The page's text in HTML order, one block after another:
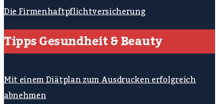
Die Firmenhaftpflichtversicherung
Tipps Gesundheit & Beauty
Mit einem Diätplan zum Ausdrucken erfolgreich
abnehmen